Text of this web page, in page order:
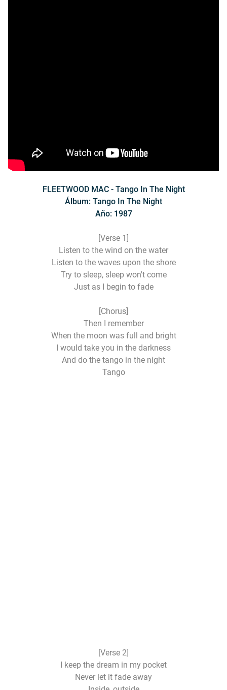
FLEETWOOD MAC - Tango In The Night
Álbum: Tango In The Night
Año: 1987
[Verse 1]
Listen to the wind on the water
Listen to the waves upon the shore
Try to sleep, sleep won't come
Just as I begin to fade
[Chorus]
Then I remember
When the moon was full and bright
I would take you in the darkness
And do the tango in the night
Tango
[Verse 2]
I keep the dream in my pocket
Never let it fade away